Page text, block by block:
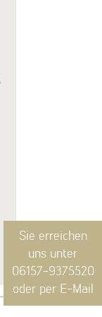
Sie erreichen
uns unter
06157-9375520
oder per E-Mail